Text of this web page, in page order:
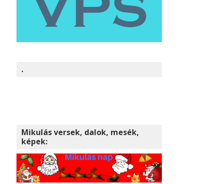
.
Mikulás versek, dalok, mesék,
képek: